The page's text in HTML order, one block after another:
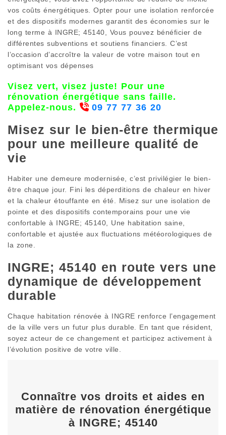
vos coûts énergétiques. Opter pour une isolation renforcée
et des dispositifs modernes garantit des économies sur le
long terme à INGRE; 45140, Vous pouvez bénéficier de
différentes subventions et soutiens financiers. C’est
l’occasion d’accroître la valeur de votre maison tout en
optimisant vos dépenses
Visez vert, visez juste! Pour une
rénovation énergétique sans faille.
Appelez-nous.
09 77 77 36 20
Misez sur le bien-être thermique
pour une meilleure qualité de
vie
Habiter une demeure modernisée, c’est privilégier le bien-
être chaque jour. Fini les déperditions de chaleur en hiver
et la chaleur étouffante en été. Misez sur une isolation de
pointe et des dispositifs contemporains pour une vie
confortable à INGRE; 45140, Une habitation saine,
confortable et ajustée aux fluctuations météorologiques de
la zone.
INGRE; 45140 en route vers une
dynamique de développement
durable
Chaque habitation rénovée à INGRE renforce l’engagement
de la ville vers un futur plus durable. En tant que résident,
soyez acteur de ce changement et participez activement à
l’évolution positive de votre ville.
Connaître vos droits et aides en
matière de rénovation énergétique
à INGRE; 45140